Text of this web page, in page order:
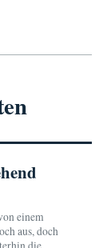
einem
aus, doch